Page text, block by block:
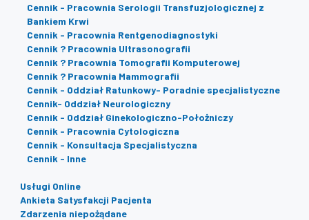
Cennik - Pracownia Serologii Transfuzjologicznej z
Bankiem Krwi
Cennik - Pracownia Rentgenodiagnostyki
Cennik ? Pracownia Ultrasonografii
Cennik ? Pracownia Tomografii Komputerowej
Cennik ? Pracownia Mammografii
Cennik - Oddział Ratunkowy- Poradnie specjalistyczne
Cennik- Oddział Neurologiczny
Cennik - Oddział Ginekologiczno-Położniczy
Cennik - Pracownia Cytologiczna
Cennik - Konsultacja Specjalistyczna
Cennik - Inne
Usługi Online
Ankieta Satysfakcji Pacjenta
Zdarzenia niepożądane